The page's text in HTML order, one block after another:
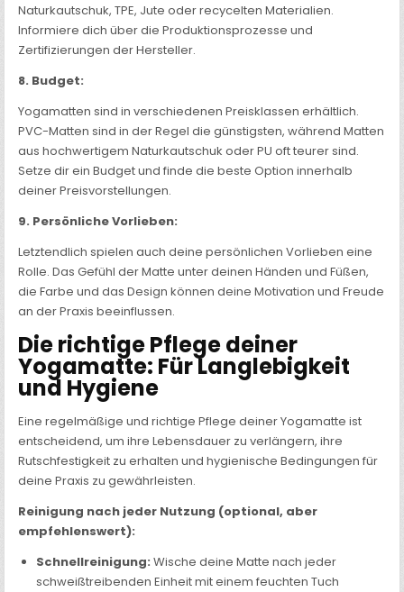
Naturkautschuk, TPE, Jute oder recycelten Materialien.
Informiere dich über die Produktionsprozesse und
Zertifizierungen der Hersteller.
8. Budget:
Yogamatten sind in verschiedenen Preisklassen erhältlich.
PVC-Matten sind in der Regel die günstigsten, während Matten
aus hochwertigem Naturkautschuk oder PU oft teurer sind.
Setze dir ein Budget und finde die beste Option innerhalb
deiner Preisvorstellungen.
9. Persönliche Vorlieben:
Letztendlich spielen auch deine persönlichen Vorlieben eine
Rolle. Das Gefühl der Matte unter deinen Händen und Füßen,
die Farbe und das Design können deine Motivation und Freude
an der Praxis beeinflussen.
Die richtige Pflege deiner
Yogamatte: Für Langlebigkeit
und Hygiene
Eine regelmäßige und richtige Pflege deiner Yogamatte ist
entscheidend, um ihre Lebensdauer zu verlängern, ihre
Rutschfestigkeit zu erhalten und hygienische Bedingungen für
deine Praxis zu gewährleisten.
Reinigung nach jeder Nutzung (optional, aber
empfehlenswert):
Schnellreinigung: Wische deine Matte nach jeder
schweißtreibenden Einheit mit einem feuchten Tuch